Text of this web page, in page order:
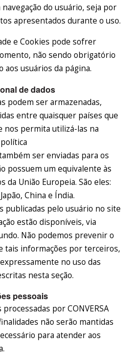
do usuário, seja por
apresentados durante o uso.
e Cookies pode sofrer
não sendo obrigatório
aos usuários da página.
de dados
podem ser armazenadas,
entre quaisquer países que
nos permita utilizá-las na
ser enviadas para os
possuem um equivalente às
da União Europeia. São eles:
China e Índia.
publicadas pelo usuário no site
estão disponíveis, via
Não podemos prevenir o
tais informações por terceiros,
no uso das
nesta seção.
pessoais
por CONVERSA
não serão mantidas
para atender aos